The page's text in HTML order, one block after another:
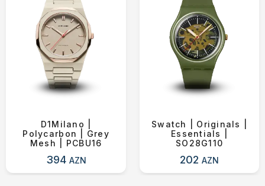
D1Milano |
Polycarbon | Grey
Mesh | PCBU16
394 AZN
Swatch | Originals |
Essentials |
SO28G110
202AZN